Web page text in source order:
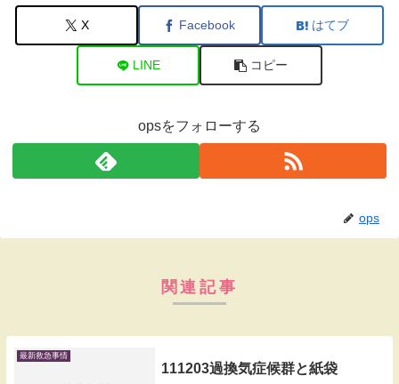
X Facebook はてブ
LINE コピー
opsをフォローする
ops
関連記事
最新救急事情
111203過換気症候群と紙袋